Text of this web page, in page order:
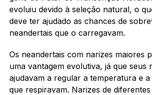
evoluiu devido à seleção natural, o
deve ter ajudado as chances de
neandertais que o carregavam.
Os neandertais com narizes maiores
uma vantagem evolutiva, já que seus
ajudavam a regular a temperatura e
que respiravam. Narizes de